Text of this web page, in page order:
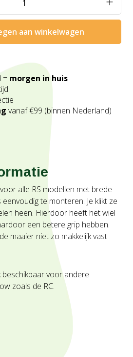
aan winkelwagen
= morgen in huis
vanaf €99 (binnen Nederland)
alle RS modellen met brede
te monteren. Je klikt ze
heen. Hierdoor heeft het wiel
een betere grip hebben.
maaier niet zo makkelijk vast
voor andere
zoals de RC.